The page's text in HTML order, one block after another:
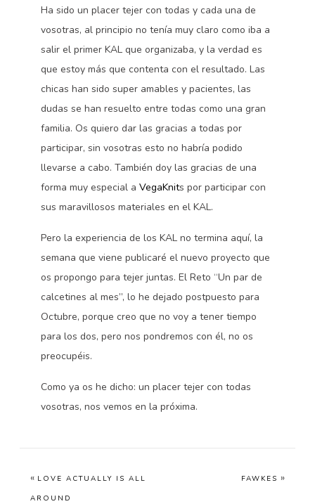
Ha sido un placer tejer con todas y cada una de
vosotras, al principio no tenía muy claro como iba a
salir el primer KAL que organizaba, y la verdad es
que estoy más que contenta con el resultado. Las
chicas han sido super amables y pacientes, las
dudas se han resuelto entre todas como una gran
familia. Os quiero dar las gracias a todas por
participar, sin vosotras esto no habría podido
llevarse a cabo. También doy las gracias de una
forma muy especial a VegaKnits por participar con
sus maravillosos materiales en el KAL.
Pero la experiencia de los KAL no termina aquí, la
semana que viene publicaré el nuevo proyecto que
os propongo para tejer juntas. El Reto “Un par de
calcetines al mes”, lo he dejado postpuesto para
Octubre, porque creo que no voy a tener tiempo
para los dos, pero nos pondremos con él, no os
preocupéis.
Como ya os he dicho: un placer tejer con todas
vosotras, nos vemos en la próxima.
« LOVE ACTUALLY IS ALL
AROUND
FAWKES »